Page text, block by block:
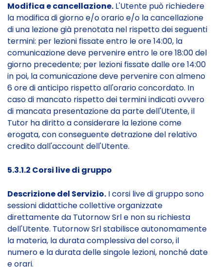
Modifica e cancellazione. L'Utente può richiedere
la modifica di giorno e/o orario e/o la cancellazione
di una lezione già prenotata nel rispetto dei seguenti
termini: per lezioni fissate entro le ore 14:00, la
comunicazione deve pervenire entro le ore 18:00 del
giorno precedente; per lezioni fissate dalle ore 14:00
in poi, la comunicazione deve pervenire con almeno
6 ore di anticipo rispetto all'orario concordato. In
caso di mancato rispetto dei termini indicati ovvero
di mancata presentazione da parte dell'Utente, il
Tutor ha diritto a considerare la lezione come
erogata, con conseguente detrazione del relativo
credito dall'account dell'Utente.
5.3.1.2 Corsi live di gruppo
Descrizione del Servizio. I corsi live di gruppo sono
sessioni didattiche collettive organizzate
direttamente da Tutornow Srl e non su richiesta
dell'Utente. Tutornow Srl stabilisce autonomamente
la materia, la durata complessiva del corso, il
numero e la durata delle singole lezioni, nonché date
e orari.